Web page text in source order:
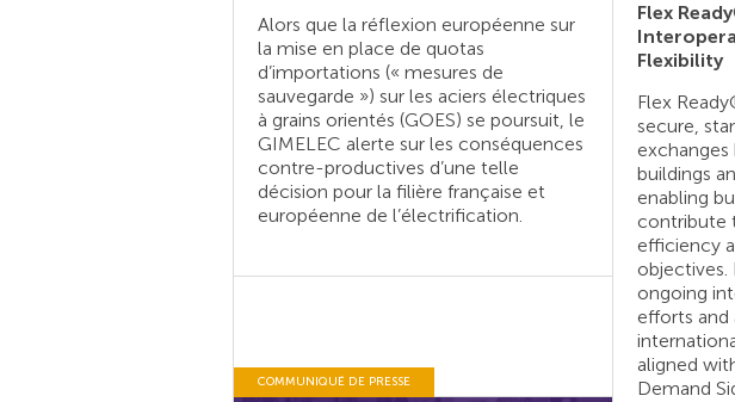
Alors que la réflexion européenne sur
la mise en place de quotas
d’importations (« mesures de
sauvegarde ») sur les aciers électriques
à grains orientés (GOES) se poursuit, le
GIMELEC alerte sur les conséquences
contre-productives d’une telle
décision pour la filière française et
européenne de l’électrification.
COMMUNIQUÉ DE PRESSE
Flex
Flexibility
Flex
secure,
buildings
enabling
contribute
efficiency
objectives.
ongoing
efforts
aligned
Demand